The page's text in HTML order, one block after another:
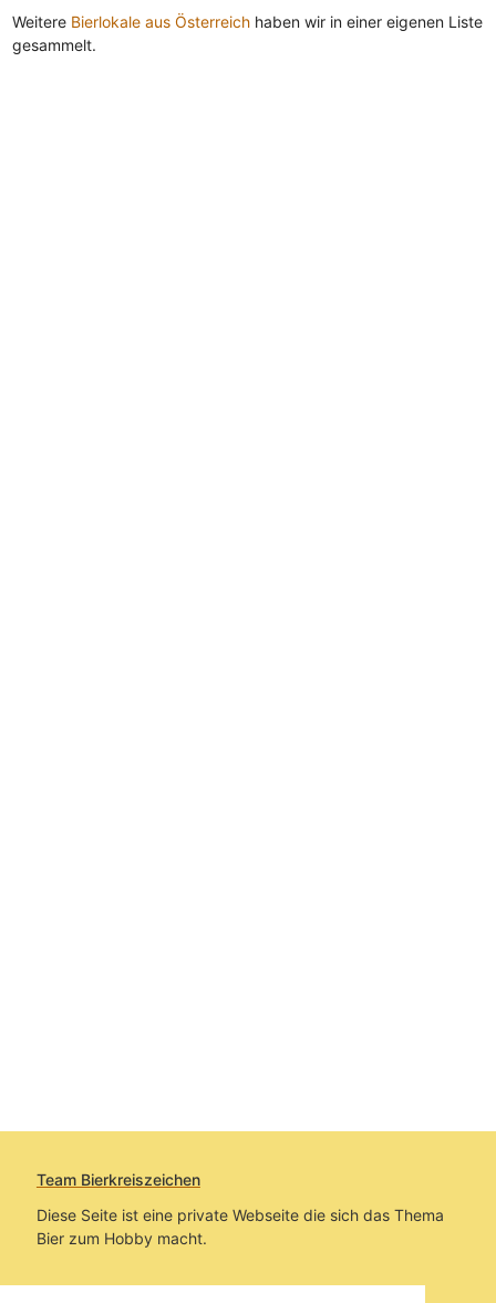
Weitere Bierlokale aus Österreichhaben wir in einer eigenen Liste
gesammelt.
Team Bierkreiszeichen
Diese Seite ist eine private Webseite die sich das Thema
Bier zum Hobby macht.